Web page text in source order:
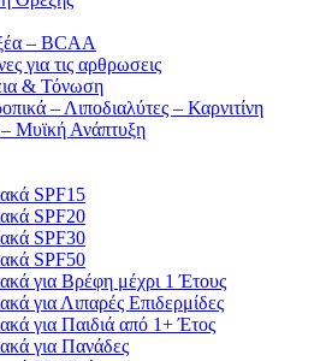
– BCAA
για τις αρθρωσεις
& Τόνωση
– Λιποδιαλύτες – Καρνιτίνη
Μυϊκή Ανάπτυξη
SPF15
SPF20
SPF30
SPF50
για Βρέφη μέχρι 1 Έτους
για Λιπαρές Επιδερμίδες
για Παιδιά από 1+ Έτος
για Πανάδες